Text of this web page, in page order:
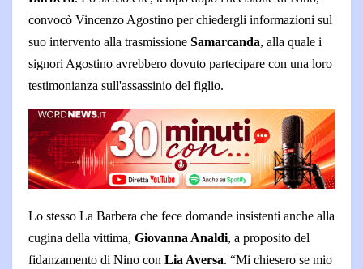
convocò Vincenzo Agostino per chiedergli informazioni sul
suo intervento alla trasmissione Samarcanda, alla quale i
signori Agostino avrebbero dovuto partecipare con una loro
testimonianza sull'assassinio del figlio.
Lo stesso La Barbera che fece domande insistenti anche alla
cugina della vittima, Giovanna Analdi, a proposito del
fidanzamento di Nino con Lia Aversa. “Mi chiesero se mio